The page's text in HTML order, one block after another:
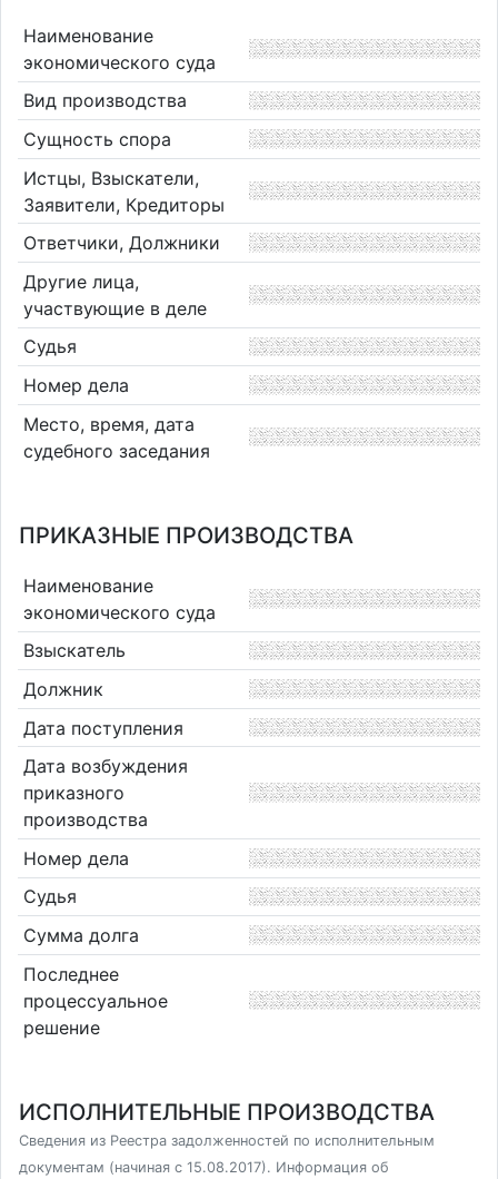
Наименование
экономического суда
Вид производства
Сущность спора
Истцы, Взыскатели,
Заявители, Кредиторы
Ответчики, Должники
Другие лица,
участвующие в деле
Судья
Номер дела
Место, время, дата
судебного заседания
ПРИКАЗНЫЕ ПРОИЗВОДСТВА
Наименование
экономического суда
Взыскатель
Должник
Дата поступления
Дата возбуждения
приказного
производства
Номер дела
Судья
Сумма долга
Последнее
процессуальное
решение
ИСПОЛНИТЕЛЬНЫЕ ПРОИЗВОДСТВА
Сведения из Реестра задолженностей по исполнительным
документам (начиная с 15.08.2017). Информация об